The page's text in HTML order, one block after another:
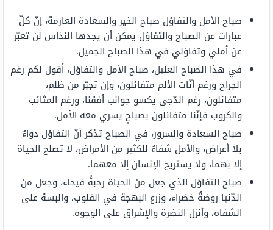
صباح الأمل والتفاؤل صباح الخير والسعادة العارمة، إنّ كلّ
عبارات عن الصباح والتفاؤل يمكن أن يجدها النذاس لن تعبّر
عن أملي وتفاؤلي في هذا الصباح الجميل.
في هذا الصباح العليل، صباح الأمل والتفاؤل، أقول لكم رغم
الجراح ورغم أنّات الألم متفائلون، وإن تجبّر من ظلم،
متفائلون، رغم الدّجى يكسو جوانب أفقنا، ورغم المثائب
والكروب فإنّنا متفائلون بصباحٍ يسري معه الأمل.
صباح السعادة والسرور، في الصباح تذكر أنّ التفاؤل دواءٌ
بلا أعراض، والأمل شفاءٌ للكثير من الأمراض، لا تصلح الحياة
إلا بهما، ولا يستريح الإنسان إلا معهما.
صباح التفاؤل الذي جعل من الحياة رحبةً فيحاء، وجعل من
الدّنيا روضةٌ خضراء، وزرع البهجة في القلوب، والبسة على
الشفاه، وأنزل النضرة والإشراق على الوجوه.